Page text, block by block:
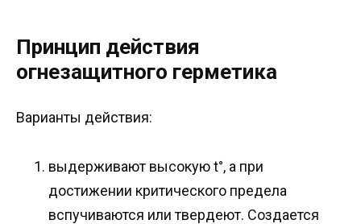
Принцип действия
огнезащитного герметика
Варианты действия:
выдерживают высокую t°, а при
достижении критического предела
вспучиваются или твердеют. Создается